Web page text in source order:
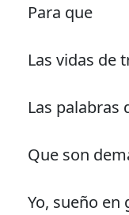
Para que
Las vidas de
Las palabras
Que son
Yo, sueño en